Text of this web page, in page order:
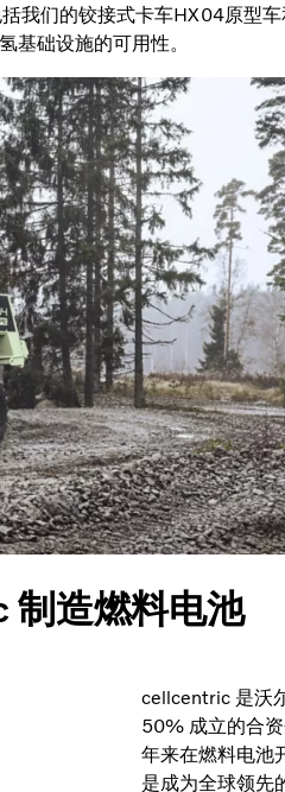
我们的铰接式卡车HX04原型车
基础设施的可用性。
制造燃料电池
cellcentric 是沃
50% 成立的合
年来在燃料电池
是成为全球领先